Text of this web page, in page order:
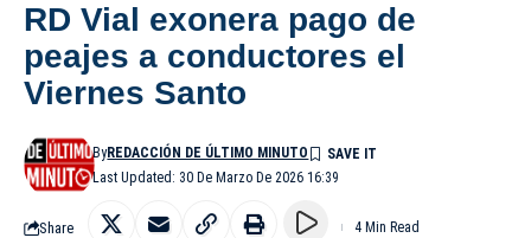
RD Vial exonera pago de
peajes a conductores el
Viernes Santo
Last Updated: 30 De Marzo De 2026 16:39
ByREDACCIÓN DE ÚLTIMO MINUTO
Share 4 Min Read